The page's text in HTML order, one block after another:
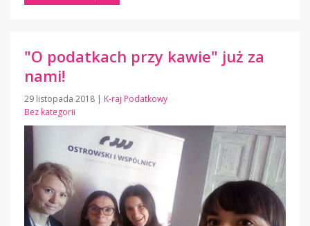
"O podatkach przy kawie" już za
nami!
29 listopada 2018 | K-raj Podatkowy
Bez kategorii